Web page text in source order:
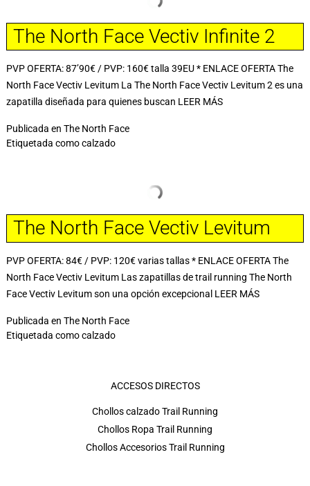
The North Face Vectiv Infinite 2
PVP OFERTA: 87’90€ / PVP: 160€ talla 39EU * ENLACE OFERTA The
North Face Vectiv Levitum La The North Face Vectiv Levitum 2 es una
zapatilla diseñada para quienes buscan LEER MÁS
Publicada en The North Face
Etiquetada comocalzado
The North Face Vectiv Levitum
PVP OFERTA: 84€ / PVP: 120€ varias tallas * ENLACE OFERTA The
North Face Vectiv Levitum Las zapatillas de trail running The North
Face Vectiv Levitum son una opción excepcional LEER MÁS
Publicada en The North Face
Etiquetada comocalzado
ACCESOS DIRECTOS
Chollos calzado Trail Running
Chollos Ropa Trail Running
Chollos Accesorios Trail Running